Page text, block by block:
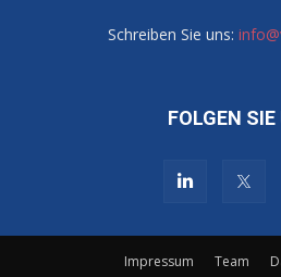
Schreiben Sie uns:
FOLGEN SIE
Impressum Team